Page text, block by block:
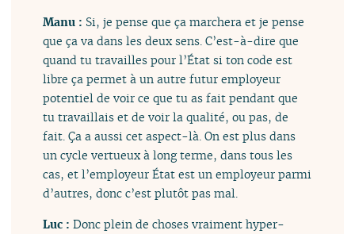
Manu : Si, je pense que ça marchera et je pense
que ça va dans les deux sens. C’est-à-dire que
quand tu travailles pour l’État si ton code est
libre ça permet à un autre futur employeur
potentiel de voir ce que tu as fait pendant que
tu travaillais et de voir la qualité, ou pas, de
fait. Ça a aussi cet aspect-là. On est plus dans
un cycle vertueux à long terme, dans tous les
cas, et l’employeur État est un employeur parmi
d’autres, donc c’est plutôt pas mal.
Luc :Donc plein de choses vraiment hyper-